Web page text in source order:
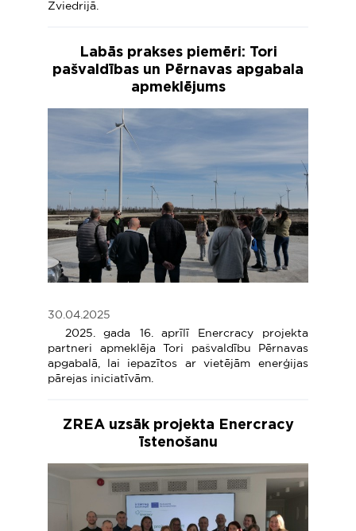
Zviedrijā.
Labās prakses piemēri: Tori
pašvaldības un Pērnavas apgabala
apmeklējums
30.04.2025
2025. gada 16. aprīlī Enercracy projekta
partneri apmeklēja Tori pašvaldību Pērnavas
apgabalā, lai iepazītos ar vietējām enerģijas
pārejas iniciatīvām.
ZREA uzsāk projekta Enercracy
īstenošanu